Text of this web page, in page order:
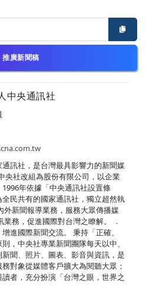
推廣新聞稿
中央通訊社
訊社，是台灣最具影響力的新聞媒
央社改組為股份有限公司，以企業
年依據「中央通訊社設置條
民共有的國家通訊社，獨立超然執
外新聞報導業務，服務大眾傳播媒
務，促進國際對台灣之瞭解。 ．
進國際新聞交流。 秉持「正確、
，中央社專業新聞團隊每天以中、
聞、照片、圖表、影音與資訊，是
對象從媒體客戶擴大為閱聽大眾；
者，充分扮演「台灣之眼，世界之